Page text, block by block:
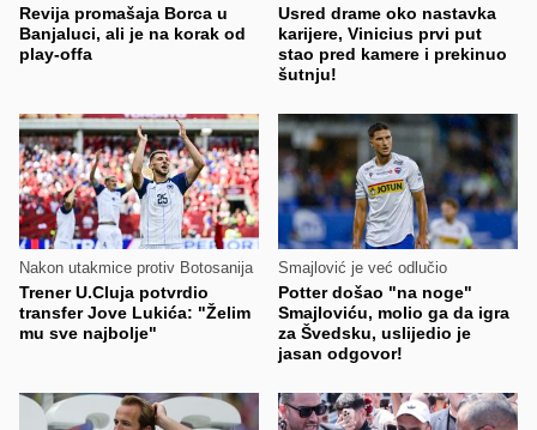
Revija promašaja Borca u
Banjaluci, ali je na korak od
play-offa
Usred drame oko nastavka
karijere, Vinicius prvi put
stao pred kamere i prekinuo
šutnju!
Nakon utakmice protiv Botosanija
Trener U.Cluja potvrdio
transfer Jove Lukića: "Želim
mu sve najbolje"
Smajlović je već odlučio
Potter došao "na noge"
Smajloviću, molio ga da igra
za Švedsku, uslijedio je
jasan odgovor!